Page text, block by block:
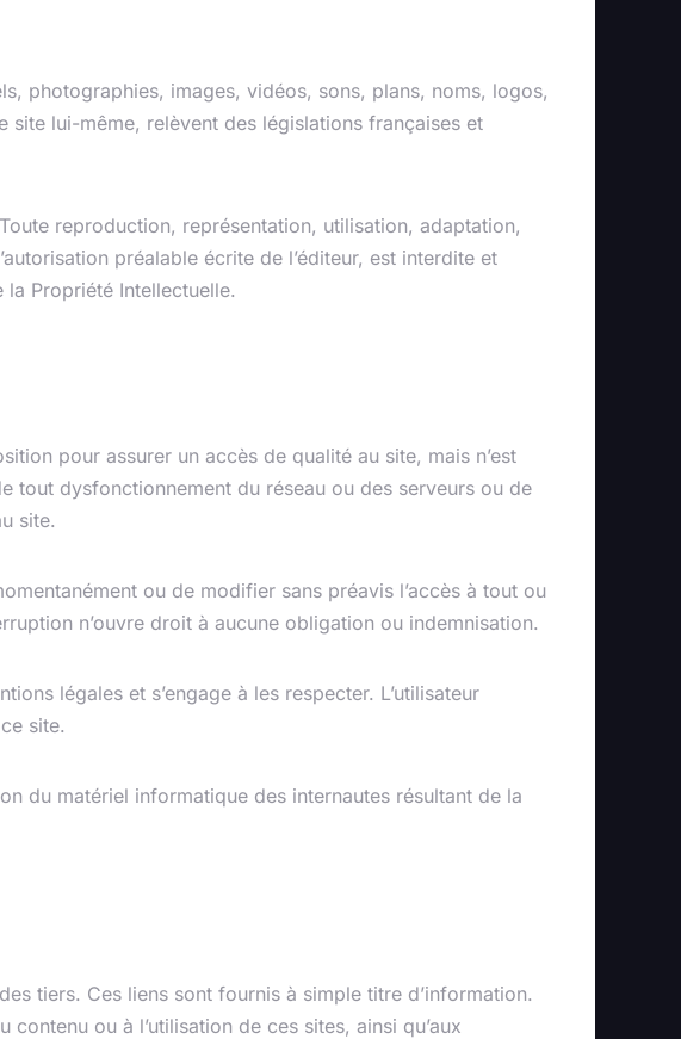
photographies, images, vidéos, sons, plans, noms, logos,
lui-même, relèvent des législations françaises et
reproduction, représentation, utilisation, adaptation,
préalable écrite de l’éditeur, est interdite et
Propriété Intellectuelle.
pour assurer un accès de qualité au site, mais n’est
tout dysfonctionnement du réseau ou des serveurs ou de
site.
ou de modifier sans préavis l’accès à tout ou
n’ouvre droit à aucune obligation ou indemnisation.
légales et s’engage à les respecter. L’utilisateur
site.
du matériel informatique des internautes résultant de la
tiers. Ces liens sont fournis à simple titre d’information.
contenu ou à l’utilisation de ces sites, ainsi qu’aux